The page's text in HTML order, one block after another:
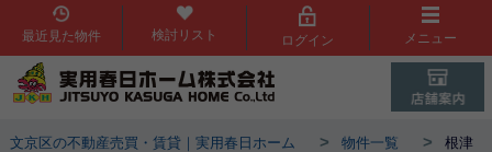
最近見た物件 検討リスト ログイン メニュー
文京区の不動産売買・賃貸｜実用春日ホーム > 物件一覧 >
根津